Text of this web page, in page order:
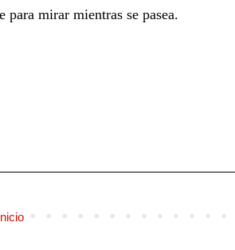
para mirar mientras se pasea.